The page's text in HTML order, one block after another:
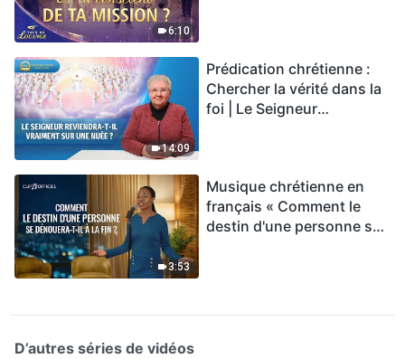
6:10
14:09
Prédication chrétienne :
Chercher la vérité dans la
foi | Le Seigneur
3:53
Musique chrétienne en
français « Comment le
destin d'une personne se
D’autres séries de vidéos